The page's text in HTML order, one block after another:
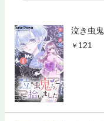
泣き虫
121